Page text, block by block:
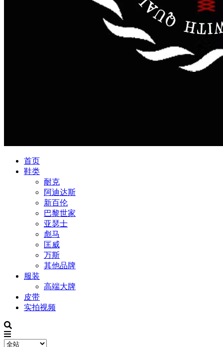
首页
鞋类
耐克
阿迪达斯
新百伦
巴黎世家
亚瑟士
彪马
匡威
万斯
其他品牌
服装
高端大牌
皮带
实拍视频